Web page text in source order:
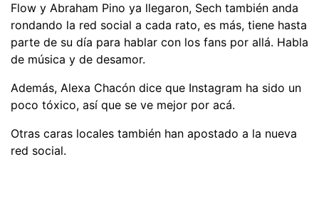
Flow y Abraham Pino ya llegaron, Sech también anda
rondando la red social a cada rato, es más, tiene hasta
parte de su día para hablar con los fans por allá. Habla
de música y de desamor.
Además, Alexa Chacón dice que Instagram ha sido un
poco tóxico, así que se ve mejor por acá.
Otras caras locales también han apostado a la nueva
red social.